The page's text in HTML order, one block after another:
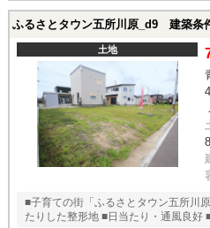
土地
■子育ての街「ふるさとタウン五所川
たりした整形地 ■日当たり・通風良好